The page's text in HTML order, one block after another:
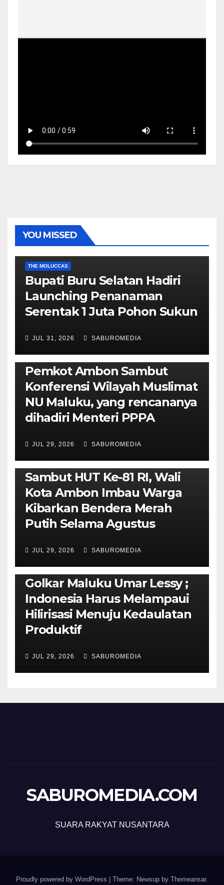
YOU MISSED
THE MOLUCCAS
Bupati Buru Selatan Hadiri
Launching Penanaman
Serentak 1 Juta Pohon Sukun
JUL 31, 2026 SABUROMEDIA
AMBON METRO JURNALISME AKTIVIS
POLITIK & PEMERINTAHAN
Pemkot Ambon Sambut
Konferensi Wilayah Muslimat
NU Maluku, yang rencananya
dihadiri Menteri PPPA
JUL 29, 2026 SABUROMEDIA
AMBON METRO POLITIK & PEMERINTAHAN
Sambut HUT Ke-81 RI, Wali
Kota Ambon Imbau Warga
Kibarkan Bendera Merah
Putih Selama Agustus
JUL 29, 2026 SABUROMEDIA
PENDIDIKAN & OLAHRAGA THE MOLUCCAS
Isi Materi LK-III HMI, Ketua
Golkar Maluku Umar Lessy ;
Indonesia Harus Melampaui
Hilirisasi Menuju Kedaulatan
Produktif
JUL 29, 2026 SABUROMEDIA
SABUROMEDIA.COM
SUARA RAKYAT NUSANTARA
Proudly powered by WordPress Theme: Newsup by Themeansar.